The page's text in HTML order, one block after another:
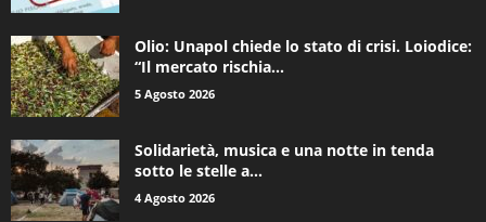
Olio: Unapol chiede lo stato di crisi. Loiodice:
“Il mercato rischia...
5 Agosto 2026
Solidarietà, musica e una notte in tenda
sotto le stelle a...
4 Agosto 2026